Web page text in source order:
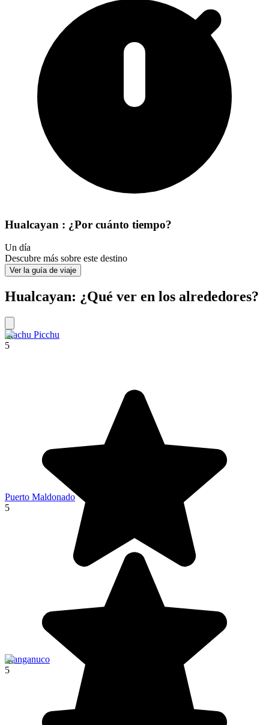
Hualcayan : ¿Por cuánto tiempo?
Un día
Descubre más sobre este destino
Ver la guía de viaje
Hualcayan: ¿Qué ver en los alrededores?
Machu Picchu
5
Puerto Maldonado
5
Llanganuco
5